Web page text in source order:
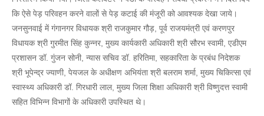
कि ऐसे पेड़ परिवहन करने वालों से पेड़ कटाई की मंजूरी को आवश्यक देखा जाये।
जनसुनवाई में गंगानगर विधायक श्री राजकुमार गौड़, पूर्व राजयमंत्री एवं करणपुर
विधायक श्री गुरमीत सिंह कुन्नर, मुख्य कार्यकारी अधिकारी श्री सौरभ स्वामी, एडीएम
प्रशासन डाॅ. गुंजन सोनी, न्यास सचिव डाॅ. हरितिमा, सहकारिता के प्रबंध निदेशक
श्री भूपेन्द्र ज्याणी, पेयजल के अधीक्षण अभियंता श्री बलराम शर्मा, मुख्य चिकित्सा एवं
स्वास्थ्य अधिकारी डाॅ. गिरधारी लाल, मुख्य जिला शिक्षा अधिकारी श्री विष्णुदत्त स्वामी
सहित विभिन्न विभागों के अधिकारी उपस्थित थे।